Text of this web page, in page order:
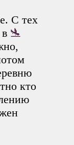
С тех
🛬
кто